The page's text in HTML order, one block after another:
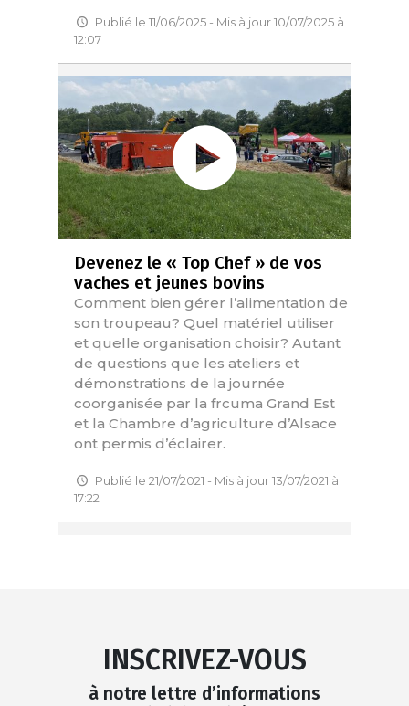
Publié le 11/06/2025 - Mis à jour 10/07/2025 à
12:07
Devenez le « Top Chef » de vos
vaches et jeunes bovins
Comment bien gérer l’alimentation de
son troupeau? Quel matériel utiliser
et quelle organisation choisir? Autant
de questions que les ateliers et
démonstrations de la journée
coorganisée par la frcuma Grand Est
et la Chambre d’agriculture d’Alsace
ont permis d’éclairer.
Publié le 21/07/2021 - Mis à jour 13/07/2021 à
17:22
INSCRIVEZ-VOUS
à notre lettre d’informations